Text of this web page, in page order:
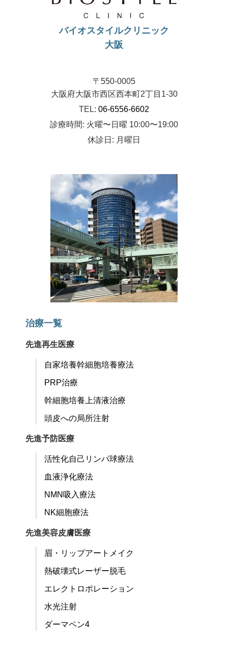
バイオスタイルクリニック
大阪
〒550-0005
大阪府大阪市西区西本町2丁目1-30
TEL: 06-6556-6602
診療時間: 火曜〜日曜 10:00〜19:00
休診日: 月曜日
治療一覧
先進再生医療
自家培養幹細胞培養療法
PRP治療
幹細胞培養上清液治療
頭皮への局所注射
先進予防医療
活性化自己リンパ球療法
血液浄化療法
NMN吸入療法
NK細胞療法
先進美容皮膚医療
眉・リップアートメイク
熱破壊式レーザー脱毛
エレクトロポレーション
水光注射
ダーマペン4